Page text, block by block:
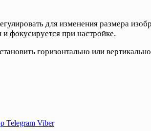
для изменения размера
фокусируется при настройке.
горизонтально или
Telegram Viber